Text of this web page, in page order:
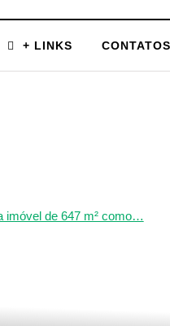
+ LINKS CONTATOS